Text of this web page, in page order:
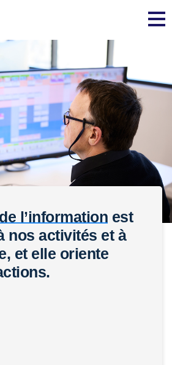
l’information est
nos activités et à
et elle oriente